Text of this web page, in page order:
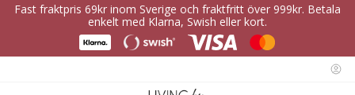
Fast fraktpris 69kr inom Sverige och fraktfritt över 999kr. Betala
enkelt med Klarna, Swish eller kort.